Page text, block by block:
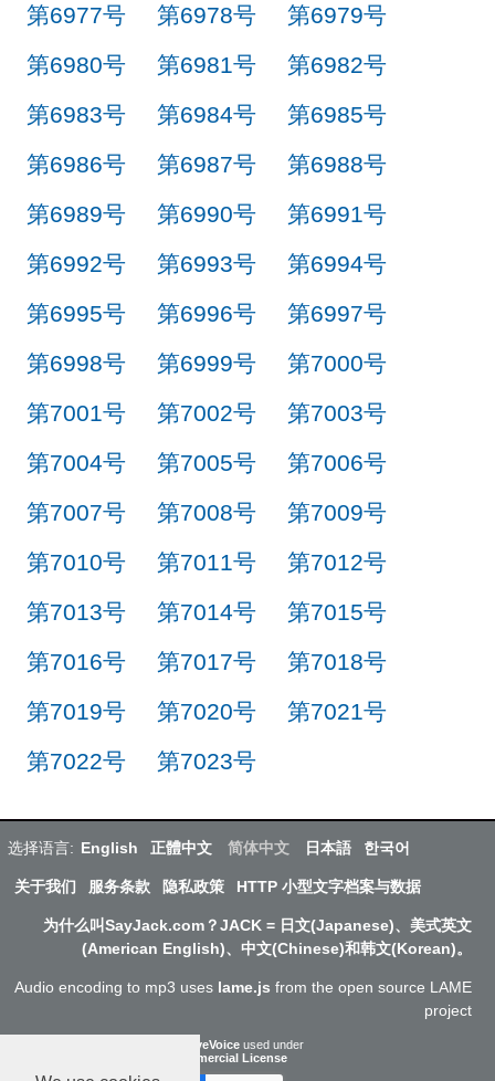
第6977号
第6978号
第6979号
第6980号
第6981号
第6982号
第6983号
第6984号
第6985号
第6986号
第6987号
第6988号
第6989号
第6990号
第6991号
第6992号
第6993号
第6994号
第6995号
第6996号
第6997号
第6998号
第6999号
第7000号
第7001号
第7002号
第7003号
第7004号
第7005号
第7006号
第7007号
第7008号
第7009号
第7010号
第7011号
第7012号
第7013号
第7014号
第7015号
第7016号
第7017号
第7018号
第7019号
第7020号
第7021号
第7022号
第7023号
选择语言: English 正體中文 简体中文 日本語 한국어
关于我们 服务条款 隐私政策 HTTP 小型文字档案与数据
为什么叫SayJack.com？JACK = 日文(Japanese)、美式英文
(American English)、中文(Chinese)和韩文(Korean)。
Audio encoding to mp3 uses lame.js from the open source LAME
project
ResponsiveVoice used under
Non-Commercial License